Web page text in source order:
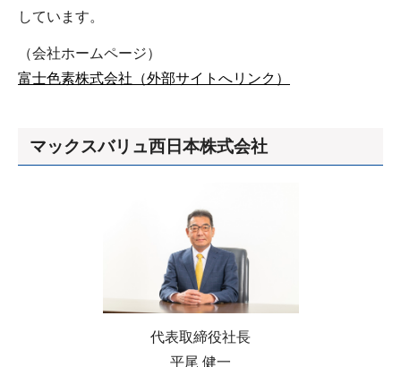
しています。
（会社ホームページ）
富士色素株式会社（外部サイトへリンク）
マックスバリュ西日本株式会社
代表取締役社長
平尾 健一